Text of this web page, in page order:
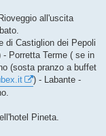
all'uscita
di Castiglion dei Pepoli
Porretta Terme ( se in
(sosta pranzo a buffet
) - Labante -
Pineta.